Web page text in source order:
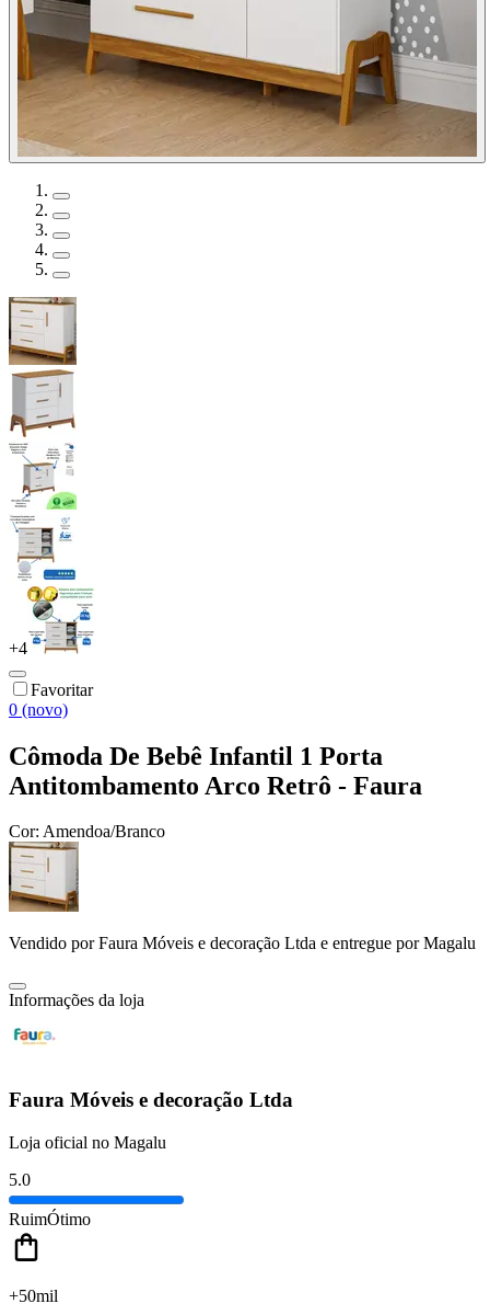
+4
Favoritar
0 (novo)
Cômoda De Bebê Infantil 1 Porta
Antitombamento Arco Retrô - Faura
Cor: Amendoa/Branco
Vendido porFaura Móveis e decoração Ltda e entregue por Magalu
Informações da loja
Faura Móveis e decoração Ltda
Loja oficial no Magalu
5.0
RuimÓtimo
+50mil